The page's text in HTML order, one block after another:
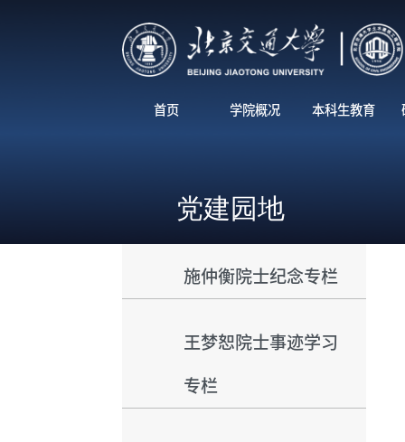
首页 学院概况 本科生教育
党建园地
施仲衡院士纪念专栏
王梦恕院士事迹学习
专栏